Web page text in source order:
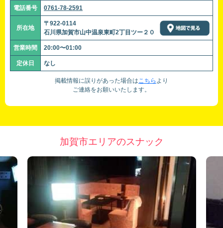
電話番号 0761-78-2591
所在地
〒922-0114
石川県加賀市山中温泉東町2丁目ツー２０
営業時間 20:00〜01:00
定休日 なし
掲載情報に誤りがあった場合はこちら より
ご連絡をお願いいたします。
加賀市エリアのスナック